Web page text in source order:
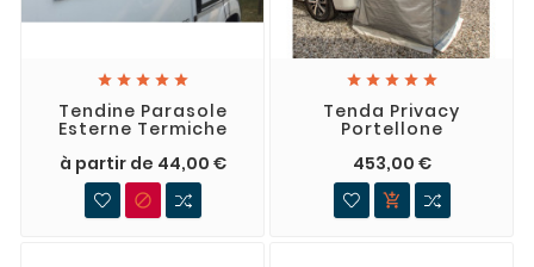
    
Tendine Parasole
Esterne Termiche
à partir de 44,00 €

    
Tenda Privacy
Portellone
453,00 €
